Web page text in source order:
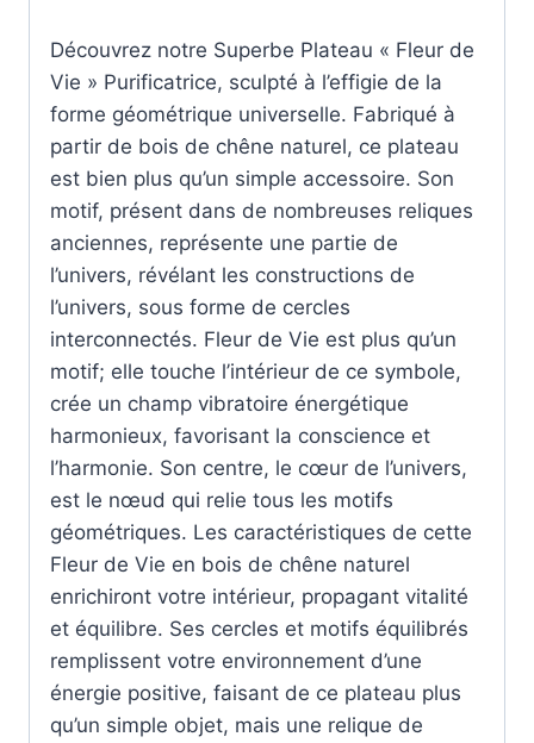
Découvrez notre Superbe Plateau « Fleur de
Vie » Purificatrice, sculpté à l’effigie de la
forme géométrique universelle. Fabriqué à
partir de bois de chêne naturel, ce plateau
est bien plus qu’un simple accessoire. Son
motif, présent dans de nombreuses reliques
anciennes, représente une partie de
l’univers, révélant les constructions de
l’univers, sous forme de cercles
interconnectés. Fleur de Vie est plus qu’un
motif; elle touche l’intérieur de ce symbole,
crée un champ vibratoire énergétique
harmonieux, favorisant la conscience et
l’harmonie. Son centre, le cœur de l’univers,
est le nœud qui relie tous les motifs
géométriques. Les caractéristiques de cette
Fleur de Vie en bois de chêne naturel
enrichiront votre intérieur, propagant vitalité
et équilibre. Ses cercles et motifs équilibrés
remplissent votre environnement d’une
énergie positive, faisant de ce plateau plus
qu’un simple objet, mais une relique de